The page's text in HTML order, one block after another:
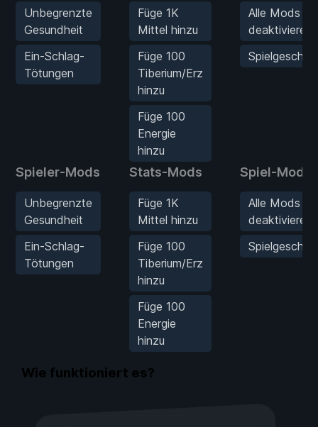
Unbegrenzte
Gesundheit
Ein-Schlag-
Tötungen
Füge 1K
Mittel hinzu
Füge 100
Tiberium/Erz
hinzu
Füge 100
Energie
hinzu
Alle Mods
deaktivieren
Spieler-Mods
Unbegrenzte
Gesundheit
Ein-Schlag-
Tötungen
Stats-Mods
Füge 1K
Mittel hinzu
Füge 100
Tiberium/Erz
hinzu
Füge 100
Energie
hinzu
Spiel-Mods
Alle Mods
deaktivieren
Wie funktioniert es?